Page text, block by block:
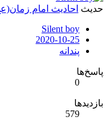
احادیث امام زمان(عج)
Silent boy
2020-10-25
پندانه
579